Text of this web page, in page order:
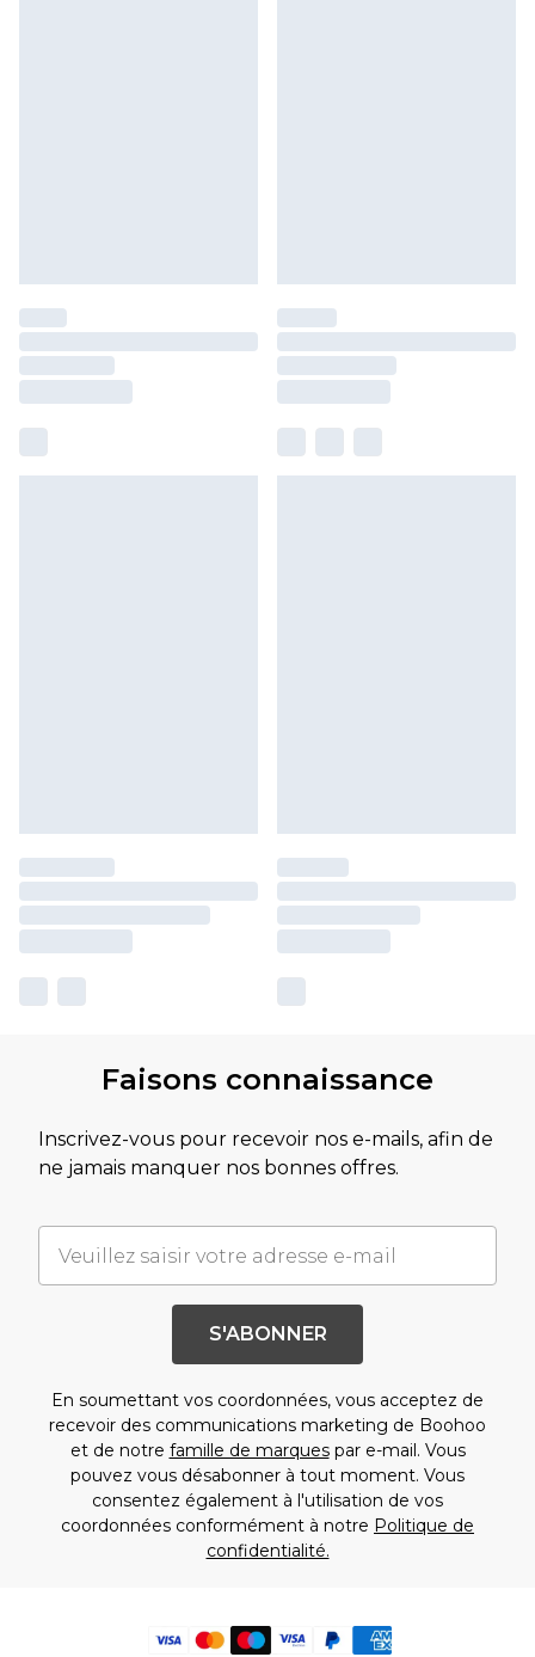
Faisons connaissance
Inscrivez-vous pour recevoir nos e-mails, afin de
ne jamais manquer nos bonnes offres.
S'ABONNER
En soumettant vos coordonnées, vous acceptez de
recevoir des communications marketing de Boohoo
et de notre famille de marquespar e-mail. Vous
pouvez vous désabonner à tout moment. Vous
consentez également à l'utilisation de vos
coordonnées conformément à notre Politique de
confidentialité.